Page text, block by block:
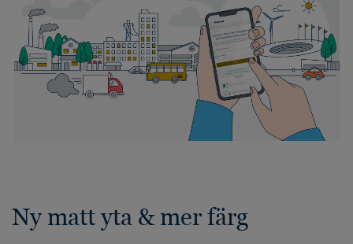
Ny matt yta & mer färg